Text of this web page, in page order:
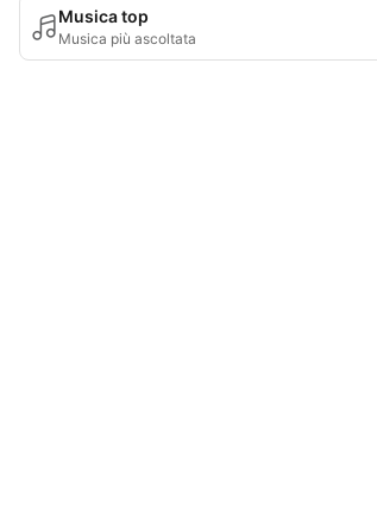
Musica top
Musica più ascoltata